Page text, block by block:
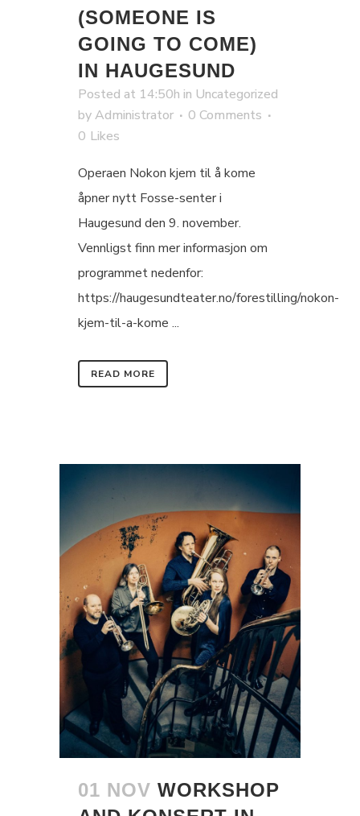
(SOMEONE IS
GOING TO COME)
IN HAUGESUND
Posted at 14:50h in Uncategorized
byAdministrator
0 Comments
0 Likes
Operaen Nokon kjem til å kome
åpner nytt Fosse-senter i
Haugesund den 9. november.
Vennligst finn mer informasjon om
programmet nedenfor:
https://haugesundteater.no/forestilling/nokon-
kjem-til-a-kome ...
READ MORE
01 NOV WORKSHOP